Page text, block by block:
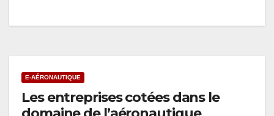
E-AÉRONAUTIQUE
Les entreprises cotées dans le